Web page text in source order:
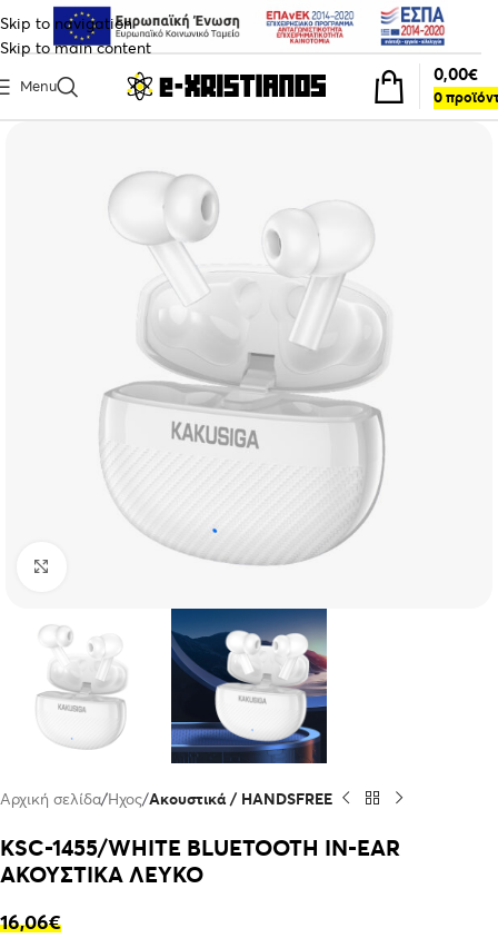
Skip to navigation
Skip to main content
Menu
0
0,00€
Αρχική σελίδα Ήχος Ακουστικά / HANDSFREE
KSC-1455/WHITE BLUETOOTH IN-EAR
ΑΚΟΥΣΤΙΚΑ ΛΕΥΚΟ
16,06€